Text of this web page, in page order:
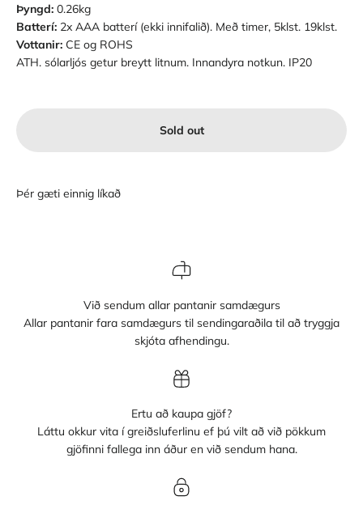
Þyngd: 0.26kg
Batterí: 2x AAA batterí (ekki innifalið). Með timer, 5klst. 19klst.
Vottanir: CE og ROHS
ATH. sólarljós getur breytt litnum. Innandyra notkun. IP20
Sold out
Við sendum allar pantanir samdægurs
Allar pantanir fara samdægurs til sendingaraðila til að tryggja
skjóta afhendingu.
Ertu að kaupa gjöf?
Láttu okkur vita í greiðsluferlinu ef þú vilt að við pökkum
gjöfinni fallega inn áður en við sendum hana.